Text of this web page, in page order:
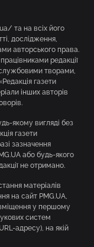
та на всіх його
дослідження,
авторського права.
редакції
службовими творами,
газети
інших авторів
якому вигляді без
газети
зазначення
або будь-якого
не отримано.
матеріалів
на сайт PMG.UA,
у першому
систем
адресу), на якій